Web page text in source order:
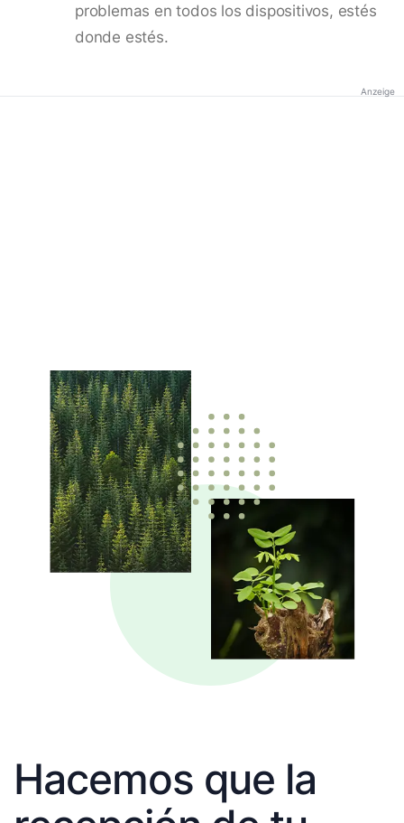
problemas en todos los dispositivos, estés
donde estés.
Anzeige
Hacemos que la